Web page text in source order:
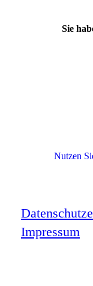
Sie
Nutzen
Impressum